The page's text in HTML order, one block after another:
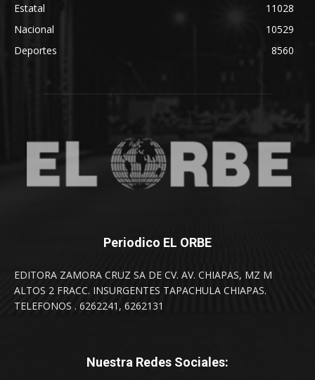
Estatal
11028
Nacional
10529
Deportes
8560
Periodico EL ORBE
EDITORA ZAMORA CRUZ SA DE CV. AV. CHIAPAS, MZ M
ALTOS 2 FRACC. INSURGENTES TAPACHULA CHIAPAS.
TELEFONOS . 6262241, 6262131
Nuestra Redes Sociales: